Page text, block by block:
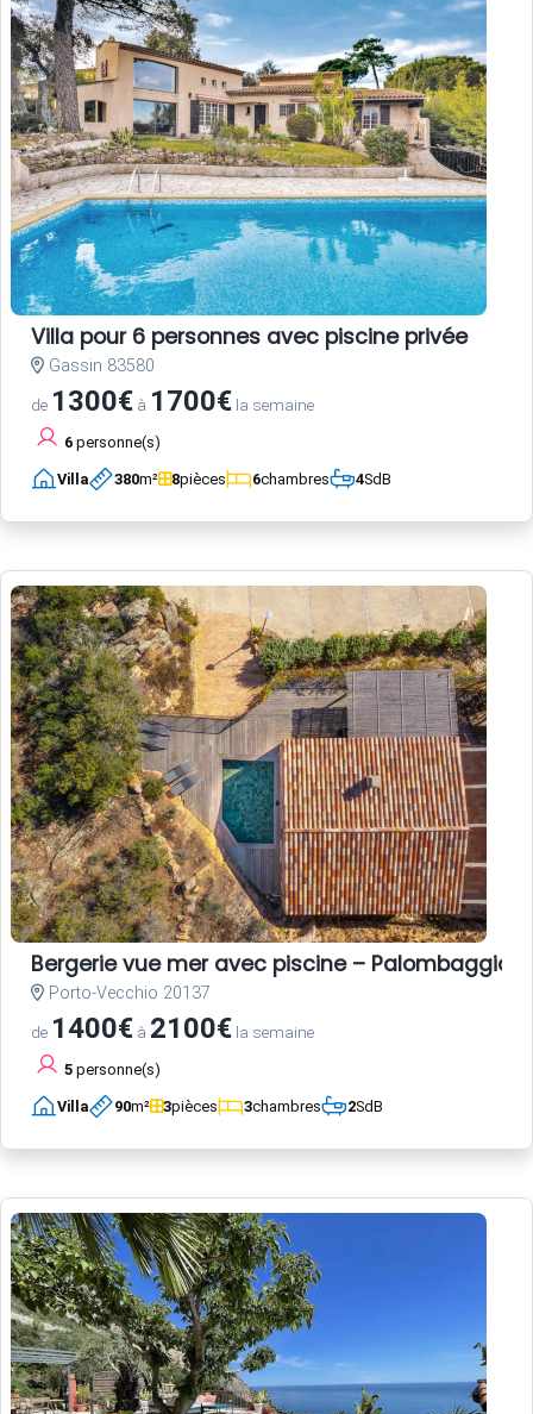
Villa pour 6 personnes avec piscine privée
Gassin 83580
de 1300€ à 1700€ la semaine
6 personne(s)
Villa 380m² 8pièces 6chambres 4SdB
Bergerie vue mer avec piscine – Palombaggia,
Porto-Vecchio 20137
de 1400€ à 2100€ la semaine
5 personne(s)
Villa 90m² 3pièces 3chambres 2SdB